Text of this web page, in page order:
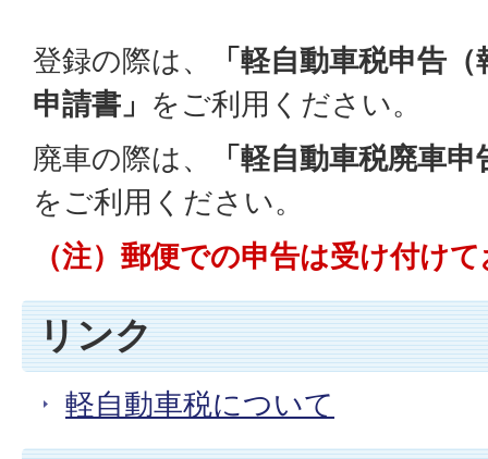
登録の際は、
「軽自動車税申告
申請書」 をご利用ください。
廃車の際は、
「軽自動車税廃車
をご利用ください。
（注）郵便での申告は受け付け
リンク
軽自動車税について